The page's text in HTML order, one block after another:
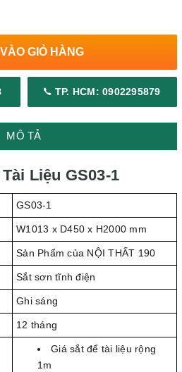
GIỎ HÀNG
TP. HCM: 0902295879
MÔ TẢ
Liệu GS03-1
GS03-1
W1013 x D450 x H2000 mm
Sản Phẩm của NỘI THẤT 190
Sắt sơn tĩnh điện
Ghi sáng
12 tháng
Giá sắt để tài liệu rộng
1m